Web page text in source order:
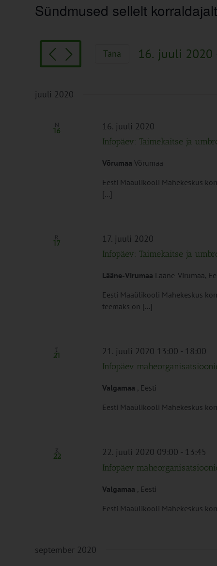
Sündmused sellelt korraldajalt
Täna 16. juuli 2020
juuli 2020
N
16 16. juuli 2020
Infopäev: Taimekaitse ja
Võrumaa Võrumaa
Eesti Maaülikooli Mahekeskus
[...]
R
17 17. juuli 2020
Infopäev: Taimekaitse ja
Lääne-Virumaa Lääne-Virumaa,
Eesti Maaülikooli Mahekeskus
teemaks on [...]
T
21 21. juuli 2020 13:00 - 18:00
Infopäev
Valgamaa , Eesti
Eesti Maaülikooli Mahekeskus
K
22 22. juuli 2020 09:00 - 13:45
Infopäev
Valgamaa , Eesti
Eesti Maaülikooli Mahekeskus
september 2020